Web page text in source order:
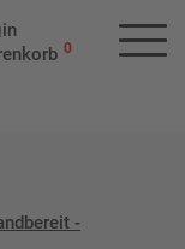
0
-